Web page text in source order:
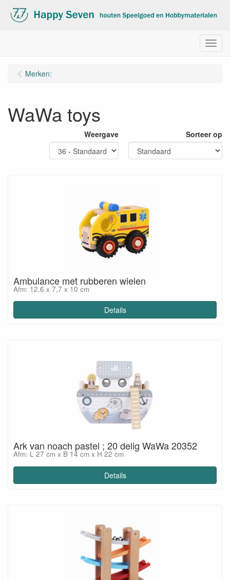
Menu
Merken:
WaWa toys
Weergave Sorteer op
Ambulance met rubberen wielen
Afm: 12,6 x 7,7 x 10 cm
Details
Ark van noach pastel ; 20 delig WaWa 20352
Afm: L 27 cm x B 14 cm x H 22 cm
Details